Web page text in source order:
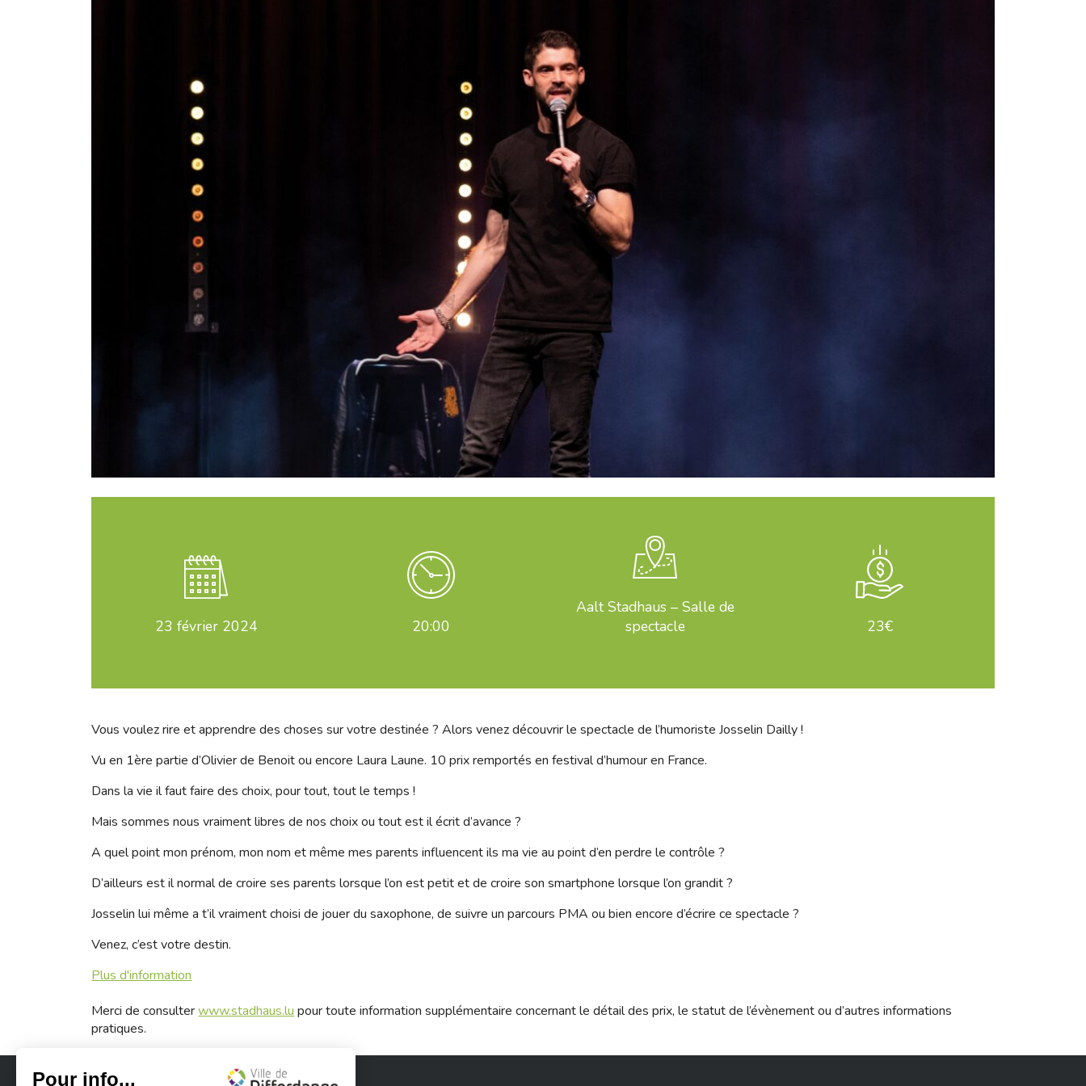
23 février 2024 20:00
Aalt Stadhaus – Salle de
spectacle
23€
Vous voulez rire et apprendre des choses sur votre destinée ? Alors venez découvrir le spectacle de l’humoriste Josselin Dailly !
Vu en 1ère partie d’Olivier de Benoit ou encore Laura Laune. 10 prix remportés en festival d’humour en France.
Dans la vie il faut faire des choix, pour tout, tout le temps !
Mais sommes nous vraiment libres de nos choix ou tout est il écrit d’avance ?
A quel point mon prénom, mon nom et même mes parents influencent ils ma vie au point d’en perdre le contrôle ?
D’ailleurs est il normal de croire ses parents lorsque l’on est petit et de croire son smartphone lorsque l’on grandit ?
Josselin lui même a t’il vraiment choisi de jouer du saxophone, de suivre un parcours PMA ou bien encore d’écrire ce spectacle ?
Venez, c’est votre destin.
Plus d'information
Merci de consulterwww.stadhaus.lu pour toute information supplémentaire concernant le détail des prix, le statut de l’évènement ou d’autres informations
pratiques.